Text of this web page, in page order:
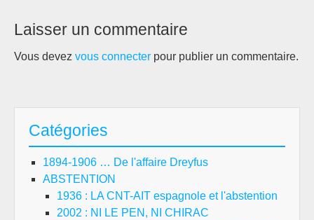
Laisser un commentaire
Vous devez vous connecter pour publier un commentaire.
Catégories
1894-1906 … De l'affaire Dreyfus
ABSTENTION
1936 : LA CNT-AIT espagnole et l'abstention
2002 : NI LE PEN, NI CHIRAC